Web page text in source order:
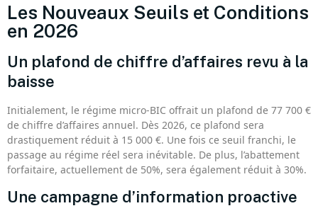
Les Nouveaux Seuils et Conditions
en 2026
Un plafond de chiffre d’affaires revu à la
baisse
Initialement, le régime micro-BIC offrait un plafond de 77 700 €
de chiffre d’affaires annuel. Dès 2026, ce plafond sera
drastiquement réduit à 15 000 €. Une fois ce seuil franchi, le
passage au régime réel sera inévitable. De plus, l’abattement
forfaitaire, actuellement de 50%, sera également réduit à 30%.
Une campagne d’information proactive